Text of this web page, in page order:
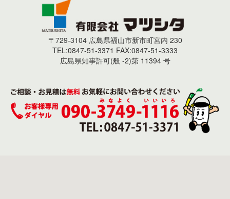
〒729-3104 広島県福山市新市町宮内 230
TEL:0847-51-3371 FAX:0847-51-3333
広島県知事許可(般 -2)第 11394 号